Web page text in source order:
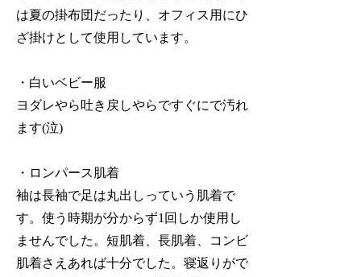
は夏の掛布団だったり、オフィス用にひ
ざ掛けとして使用しています。
・白いベビー服
ヨダレやら吐き戻しやらですぐにで汚れ
ます(泣)
・ロンパース肌着
袖は長袖で足は丸出しっていう肌着で
す。使う時期が分からず1回しか使用し
ませんでした。短肌着、長肌着、コンビ
肌着さえあれば十分でした。寝返りがで